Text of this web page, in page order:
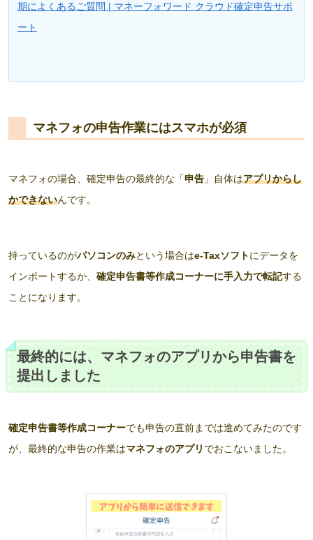
期によくあるご質問 | マネーフォワード クラウド確定申告サポ
ート
マネフォの申告作業にはスマホが必須
マネフォの場合、確定申告の最終的な「申告 」自体はアプリからし
かできないんです。
持っているのがパソコンのみという場合はe-Taxソフトにデータを
インポートするか、 確定申告書等作成コーナーに手入力で転記する
ことになります。
最終的には、マネフォのアプリから申告書を
提出しました
確定申告書等作成コーナーでも申告の直前までは進めてみたのです
が、最終的な申告の作業はマネフォのアプリ でおこないました。